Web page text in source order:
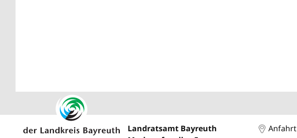
Landratsamt Bayreuth
Anfahrt